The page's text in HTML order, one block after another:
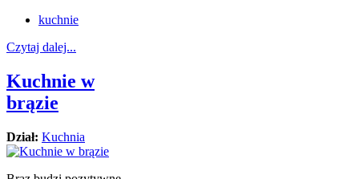
kuchnie
Czytaj dalej...
Kuchnie w
brązie
Dział: Kuchnia